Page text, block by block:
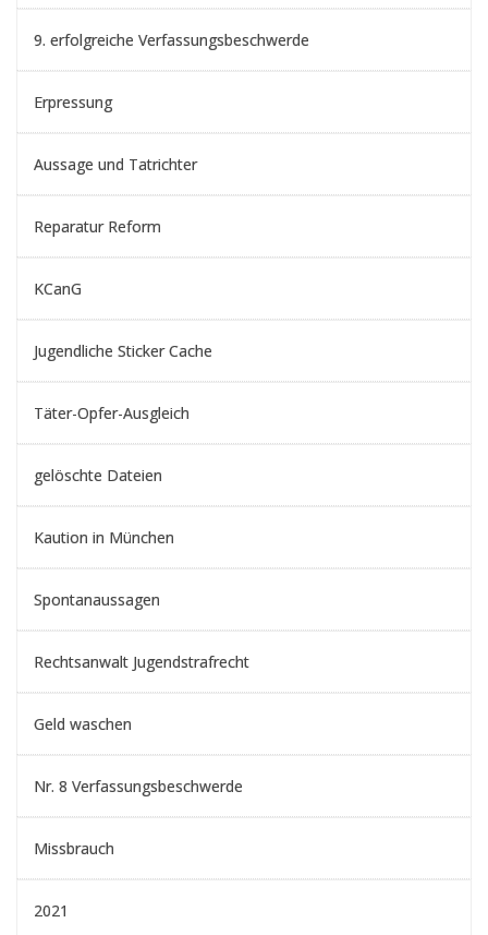
9. erfolgreiche Verfassungsbeschwerde
Erpressung
Aussage und Tatrichter
Reparatur Reform
KCanG
Jugendliche Sticker Cache
Täter-Opfer-Ausgleich
gelöschte Dateien
Kaution in München
Spontanaussagen
Rechtsanwalt Jugendstrafrecht
Geld waschen
Nr. 8 Verfassungsbeschwerde
Missbrauch
2021